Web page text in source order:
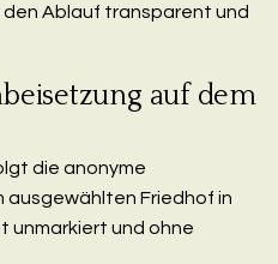
Ablauf transparent und
auf dem
die anonyme
ausgewählten Friedhof in
unmarkiert und ohne